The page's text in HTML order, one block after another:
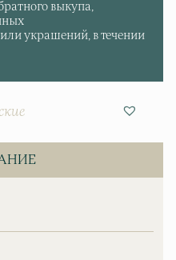
выкупа,
или украшений, в течении